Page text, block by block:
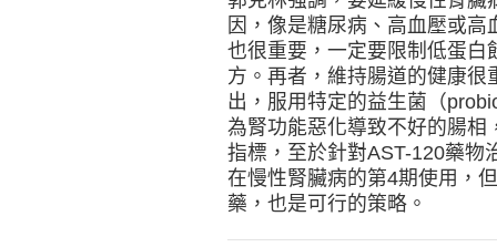
因，像是糖尿病、高血壓或
也很重要，一定要限制低蛋白
方。再者，維持腸道的健康
出，服用特定的益生菌（
為腎功能惡化導致不好的腸相
指標，至於針對AST-120藥物
在慢性腎臟病的第4期使用，
藥，也是可行的策略。